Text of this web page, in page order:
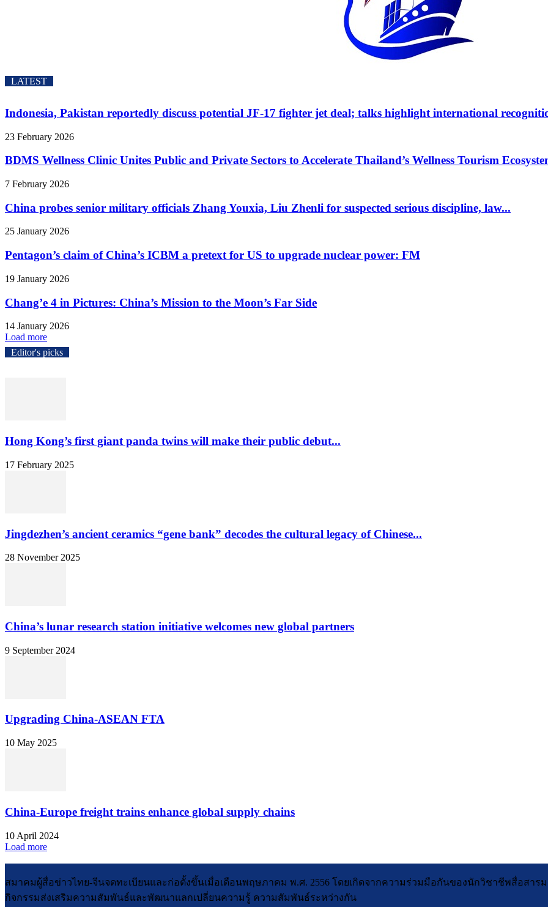
LATEST
Indonesia, Pakistan reportedly discuss potential JF-17 fighter jet deal; talks highlight international
23 February 2026
BDMS Wellness Clinic Unites Public and Private Sectors to Accelerate Thailand’s Wellness Tourism
7 February 2026
China probes senior military officials Zhang Youxia, Liu Zhenli for suspected serious discipline, law...
25 January 2026
Pentagon’s claim of China’s ICBM a pretext for US to upgrade nuclear power: FM
19 January 2026
Chang’e 4 in Pictures: China’s Mission to the Moon’s Far Side
14 January 2026
Load more
Editor's picks
Hong Kong’s first giant panda twins will make their public debut...
17 February 2025
Jingdezhen’s ancient ceramics “gene bank” decodes the cultural legacy of Chinese...
28 November 2025
China’s lunar research station initiative welcomes new global partners
9 September 2024
Upgrading China-ASEAN FTA
10 May 2025
China-Europe freight trains enhance global supply chains
10 April 2024
Load more
สมาคมผู้สื่อข่าวไทย-จีนจดทะเบียนและก่อตั้งขึ้นเมื่อเดือนพฤษภาคม พ.ศ. 2556 โดยเกิดจากความร่วมมือกันของนักวิชาชีพสื่อสา
กิจกรรมส่งเสริมความสัมพันธ์และพัฒนาแลกเปลี่ยนความรู้ ความสัมพันธ์ระหว่างกัน